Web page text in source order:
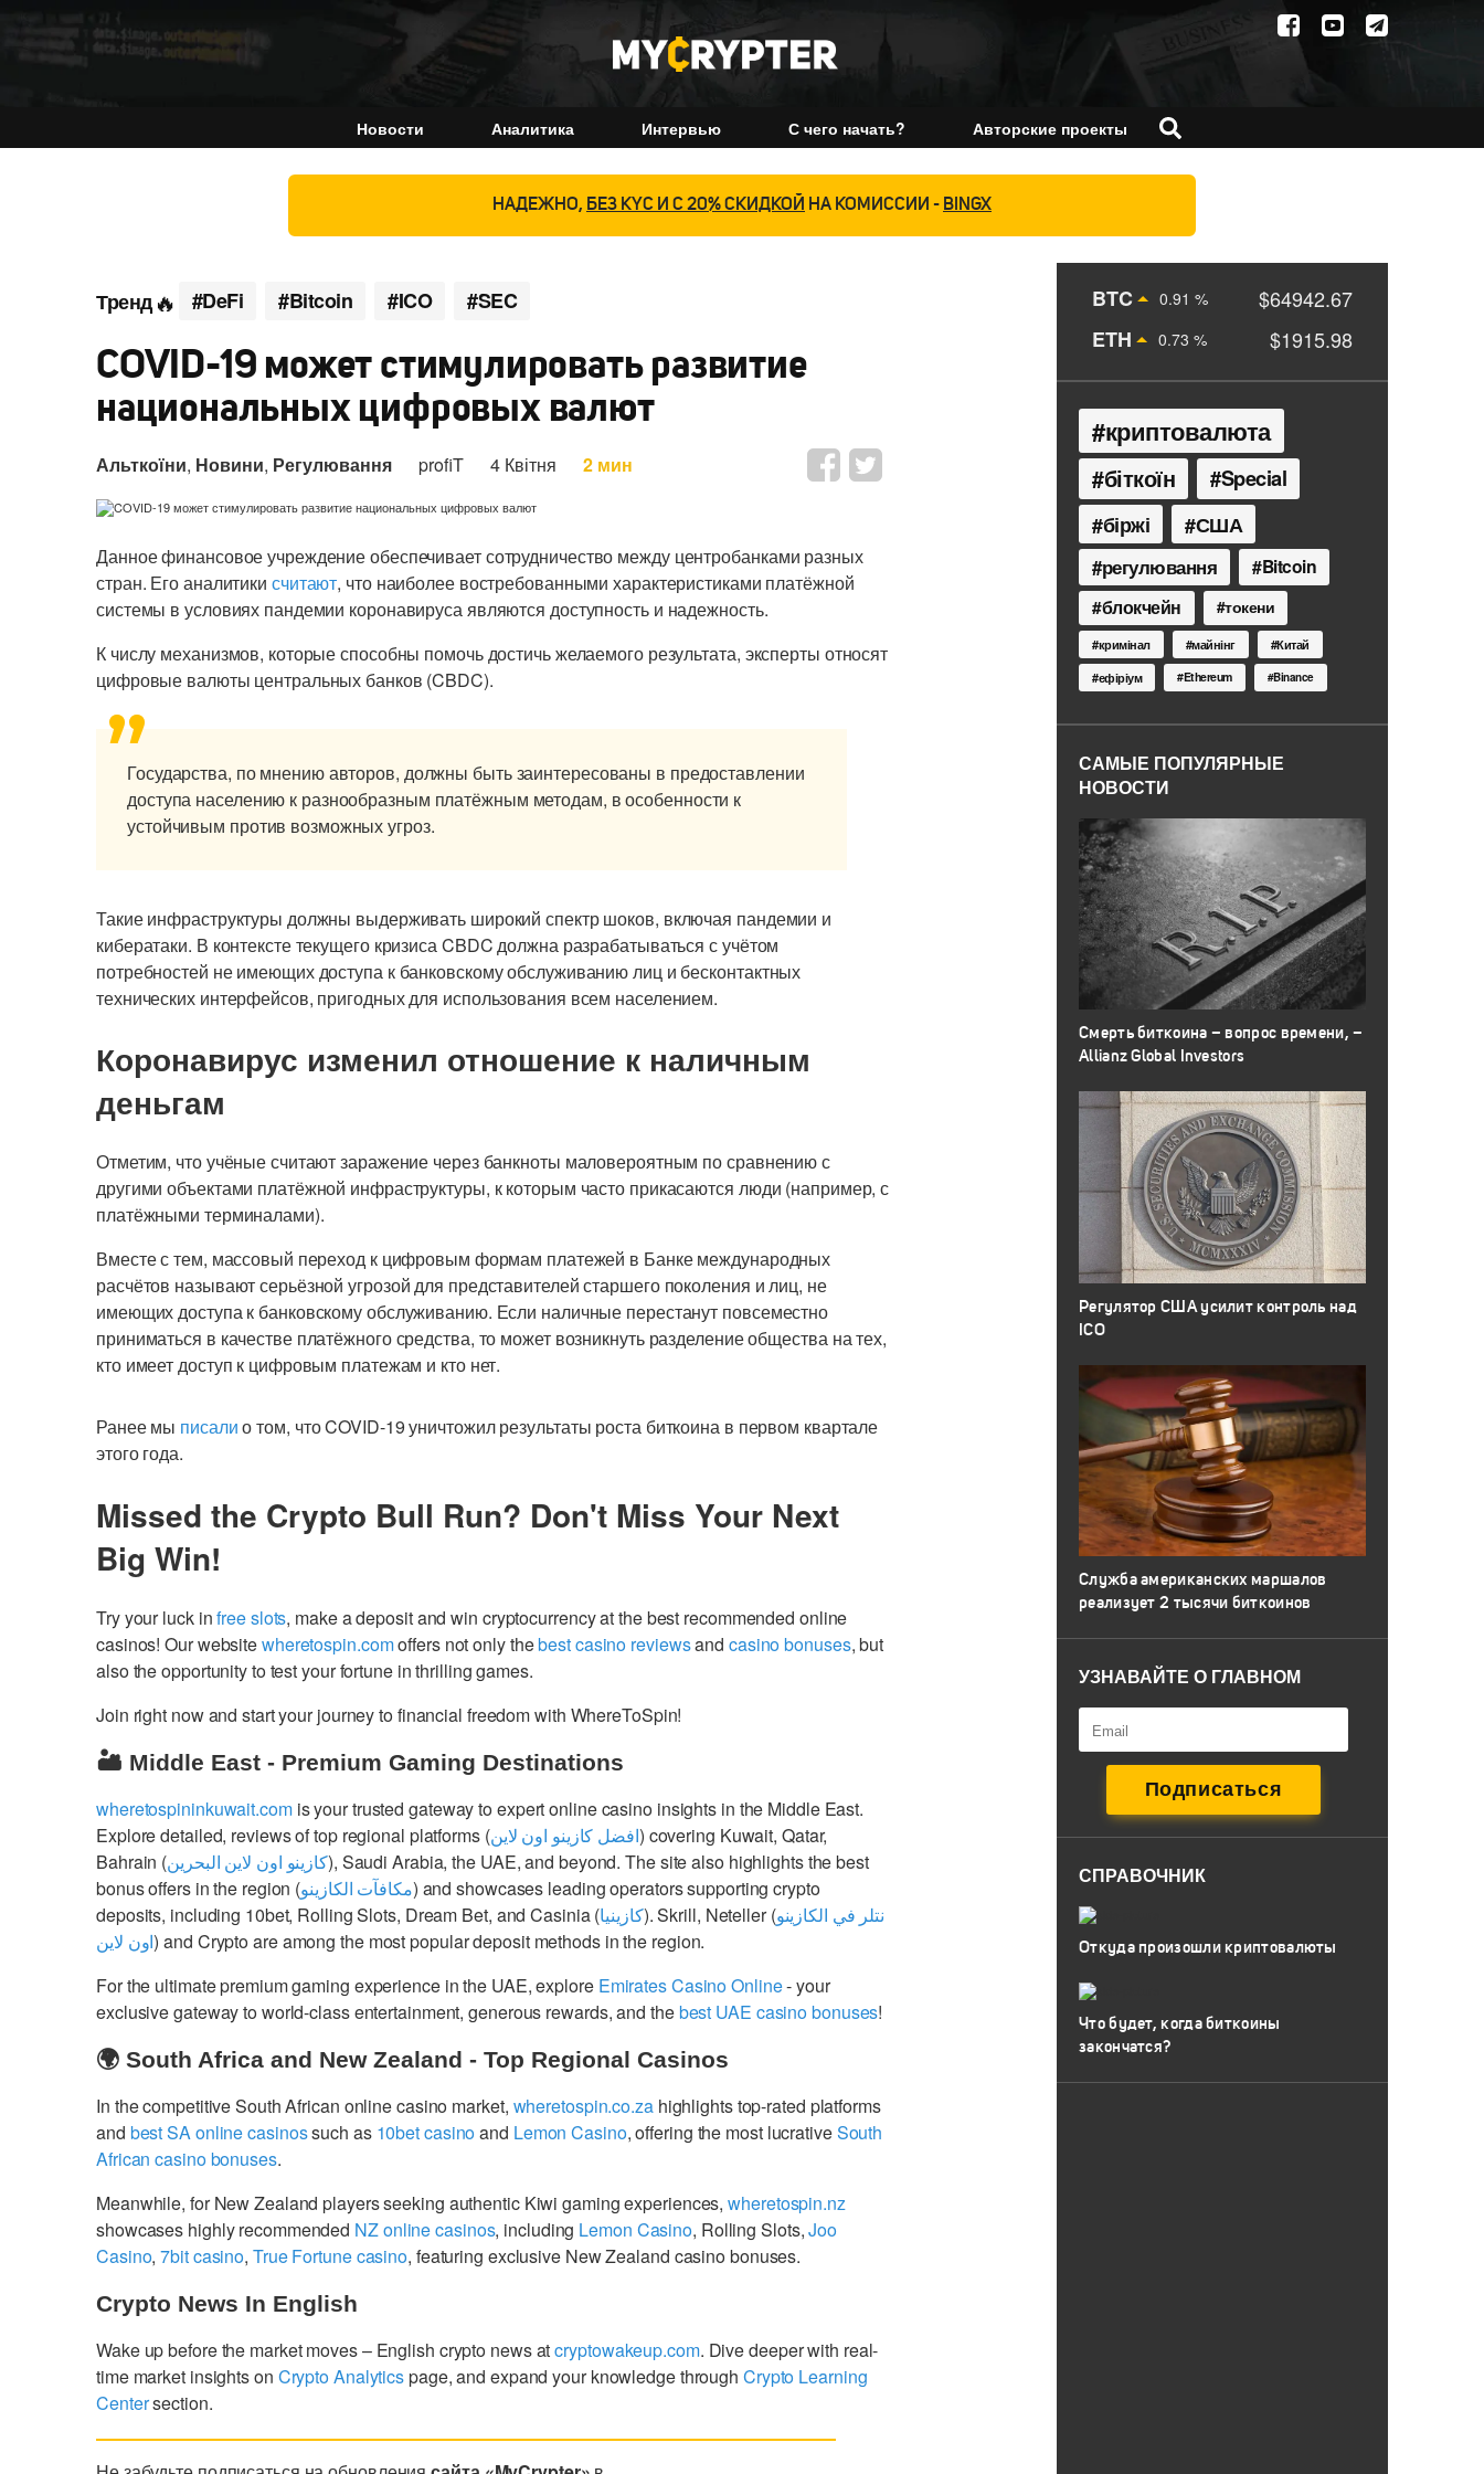
Новости Аналитика Интервью С чего начать? Авторские проекты
НАДЕЖНО, БЕЗ KYC И С 20% СКИДКОЙ НА КОМИССИИ - BINGX
Тренд #DeFi #Bitcoin #ICO #SEC
COVID-19 может стимулировать развитие
национальных цифровых валют
Альткоїни, Новини, Регулювання profiT 4 Квітня 2 мин
Данное финансовое учреждение обеспечивает сотрудничество между центробанками разных
стран. Его аналитики считают, что наиболее востребованными характеристиками платёжной
системы в условиях пандемии коронавируса являются доступность и надежность.
К числу механизмов, которые способны помочь достичь желаемого результата, эксперты относят
цифровые валюты центральных банков (CBDC).
Государства, по мнению авторов, должны быть заинтересованы в предоставлении
доступа населению к разнообразным платёжным методам, в особенности к
устойчивым против возможных угроз.
Такие инфраструктуры должны выдерживать широкий спектр шоков, включая пандемии и
кибератаки. В контексте текущего кризиса CBDC должна разрабатываться с учётом
потребностей не имеющих доступа к банковскому обслуживанию лиц и бесконтактных
технических интерфейсов, пригодных для использования всем населением.
Коронавирус изменил отношение к наличным
деньгам
Отметим, что учёные считают заражение через банкноты маловероятным по сравнению с
другими объектами платёжной инфраструктуры, к которым часто прикасаются люди (например, с
платёжными терминалами).
Вместе с тем, массовый переход к цифровым формам платежей в Банке международных
расчётов называют серьёзной угрозой для представителей старшего поколения и лиц, не
имеющих доступа к банковскому обслуживанию. Если наличные перестанут повсеместно
приниматься в качестве платёжного средства, то может возникнуть разделение общества на тех,
кто имеет доступ к цифровым платежам и кто нет.
Ранее мы писалио том, что COVID-19 уничтожил результаты роста биткоина в первом квартале
этого года.
Missed the Crypto Bull Run? Don't Miss Your Next
Big Win!
Try your luck infree slots, make a deposit and win cryptocurrency at the best recommended online
casinos! Our websitewheretospin.comoffers not only thebest casino reviewsand casino bonuses, but
also the opportunity to test your fortune in thrilling games.
Join right now and start your journey to financial freedom with WhereToSpin!
🏜️ Middle East - Premium Gaming Destinations
wheretospininkuwait.comis your trusted gateway to expert online casino insights in the Middle East.
Explore detailed, reviews of top regional platforms (افضل كازينو اون لاين) covering Kuwait, Qatar,
Bahrain (كازينو اون لاين البحرين), Saudi Arabia, the UAE, and beyond. The site also highlights the best
bonus offers in the region (مكافآت الكازينو) and showcases leading operators supporting crypto
deposits, including 10bet, Rolling Slots, Dream Bet, and Casinia (كازينيا). Skrill, Neteller (نتلر في الكازينو
اون لاين) and Crypto are among the most popular deposit methods in the region.
For the ultimate premium gaming experience in the UAE, explore Emirates Casino Online- your
exclusive gateway to world-class entertainment, generous rewards, and thebest UAE casino bonuses!
🌍 South Africa and New Zealand - Top Regional Casinos
In the competitive South African online casino market, wheretospin.co.zahighlights top-rated platforms
and best SA online casinossuch as 10bet casinoand Lemon Casino, offering the most lucrativeSouth
African casino bonuses.
Meanwhile, for New Zealand players seeking authentic Kiwi gaming experiences,wheretospin.nz
showcases highly recommended NZ online casinos, including Lemon Casino, Rolling Slots,Joo
Casino,7bit casino, True Fortune casino, featuring exclusive New Zealand casino bonuses.
Crypto News In English
Wake up before the market moves – English crypto news atcryptowakeup.com. Dive deeper with real-
time market insights on Crypto Analyticspage, and expand your knowledge through Crypto Learning
Centersection.
BTC 0.91 %
$64942.67
ETH
0.73 % $1915.98
криптовалюта
біткоїн Special
біржі США
регулювання Bitcoin
блокчейн токени
кримінал майнінг
Китай
ефіріум
Ethereum Binance
САМЫЕ ПОПУЛЯРНЫЕ
НОВОСТИ
Смерть биткоина – вопрос времени, –
Allianz Global Investors
Регулятор США усилит контроль над
ICO
Служба американских маршалов
реализует 2 тысячи биткоинов
УЗНАВАЙТЕ О ГЛАВНОМ
СПРАВОЧНИК
Откуда произошли криптовалюты
Что будет, когда биткоины
закончатся?